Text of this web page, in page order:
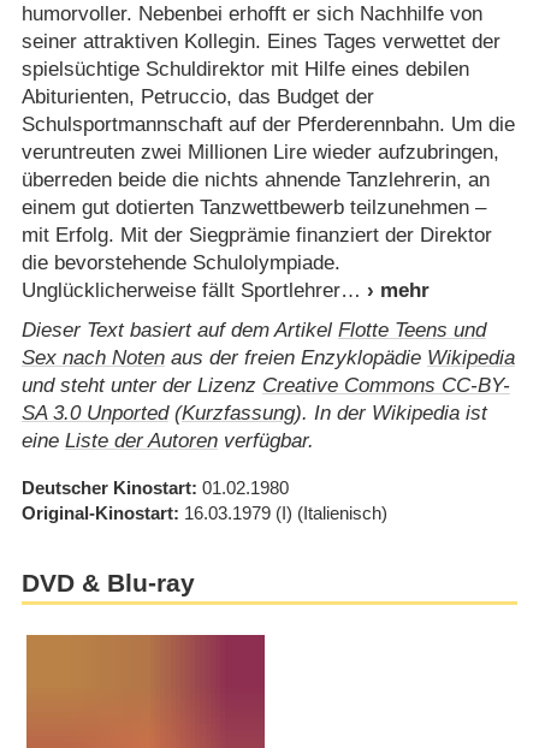
humorvoller. Nebenbei erhofft er sich Nachhilfe von
seiner attraktiven Kollegin. Eines Tages verwettet der
spielsüchtige Schuldirektor mit Hilfe eines debilen
Abiturienten, Petruccio, das Budget der
Schulsportmannschaft auf der Pferderennbahn. Um die
veruntreuten zwei Millionen Lire wieder aufzubringen,
überreden beide die nichts ahnende Tanzlehrerin, an
einem gut dotierten Tanzwettbewerb teilzunehmen –
mit Erfolg. Mit der Siegprämie finanziert der Direktor
die bevorstehende Schulolympiade.
Unglücklicherweise fällt Sportlehrer
Dieser Text basiert auf dem Artikel Flotte Teens und
Sex nach Notenaus der freien Enzyklopädie Wikipedia
und steht unter der Lizenz Creative Commons CC-BY-
SA 3.0 Unported(Kurzfassung). In der Wikipedia ist
eine Liste der Autorenverfügbar.
Deutscher Kinostart 01.02.1980
Original-Kinostart 16.03.1979 (I) (Italienisch)
DVD & Blu-ray